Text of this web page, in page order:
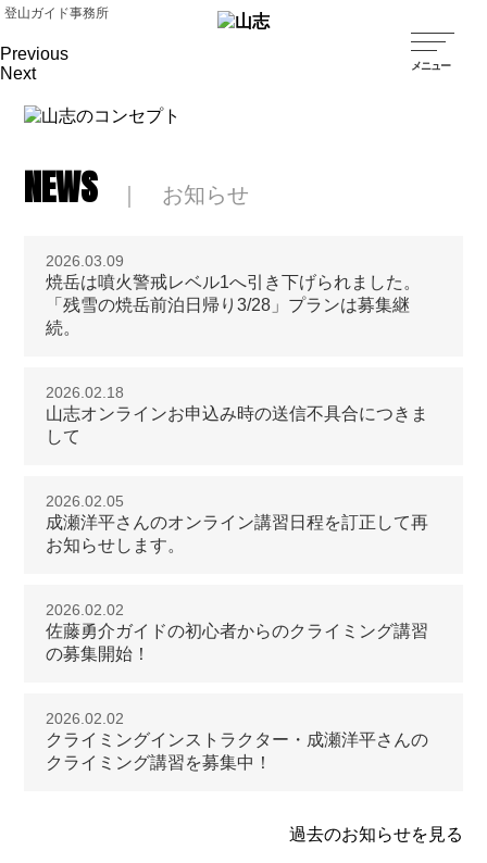
登山ガイド事務所
Previous
Next
NEWS｜ お知らせ
2026.03.09
焼岳は噴火警戒レベル1へ引き下げられました。
「残雪の焼岳前泊日帰り3/28」プランは募集継
続。
2026.02.18
山志オンラインお申込み時の送信不具合につきま
して
2026.02.05
成瀬洋平さんのオンライン講習日程を訂正して再
お知らせします。
2026.02.02
佐藤勇介ガイドの初心者からのクライミング講習
の募集開始！
2026.02.02
クライミングインストラクター・成瀬洋平さんの
クライミング講習を募集中！
過去のお知らせを見る